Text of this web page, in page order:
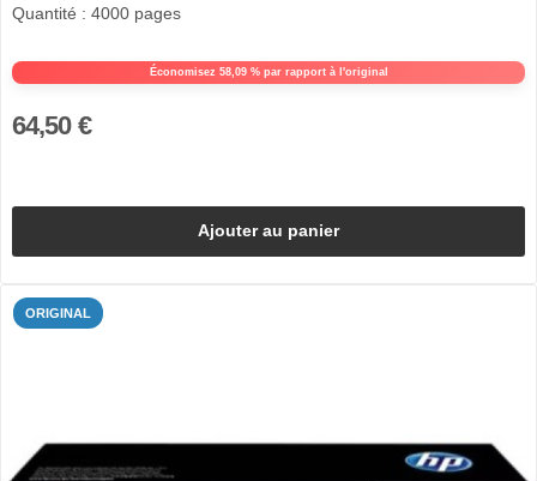
Économisez 58,09 % par rapport à l'original
Quantité : 4000 pages
64,50 €
Ajouter au panier
ORIGINAL